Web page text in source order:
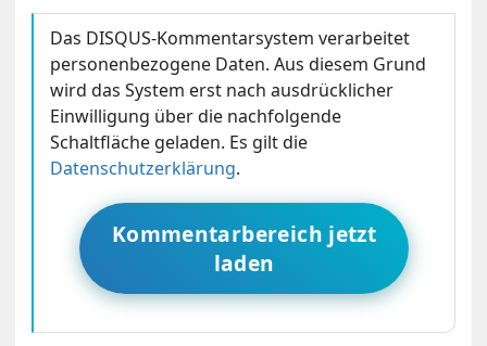
Das DISQUS-Kommentarsystem verarbeitet
personenbezogene Daten. Aus diesem Grund
wird das System erst nach ausdrücklicher
Einwilligung über die nachfolgende
Schaltfläche geladen. Es gilt die
Datenschutzerklärung.
Kommentarbereich jetzt
laden